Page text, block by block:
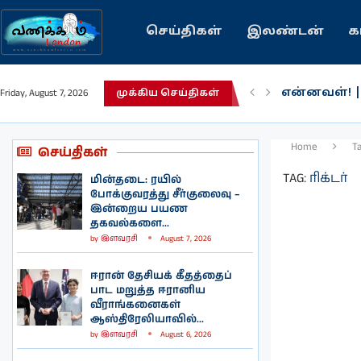
செய்திகள் இலண்டன்
Friday, August 7, 2026 முக்கிய செய்திகள்
என்னவள்! |
செய்திகள்
மின்தடை: ரயில்
போக்குவரத்து சீர்குலைவு –
இன்றைய பயண
தகவல்களை...
by இளவரசி August 7, 2026
ஈரான் தேசியக் கீதத்தைப்
பாட மறுத்த ஈரானிய
வீராங்கனைகள்
ஆஸ்திரேலியாவில்...
by இளவரசி August 6, 2026
Home
TAG: ரிக்டர்